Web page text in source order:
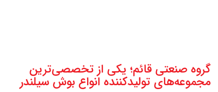
گروه صنعتی قائم؛ یکی از تخصصی‌ترین
مجموعه‌ها‌ی تولیدکننده انواع بوش سیلندر